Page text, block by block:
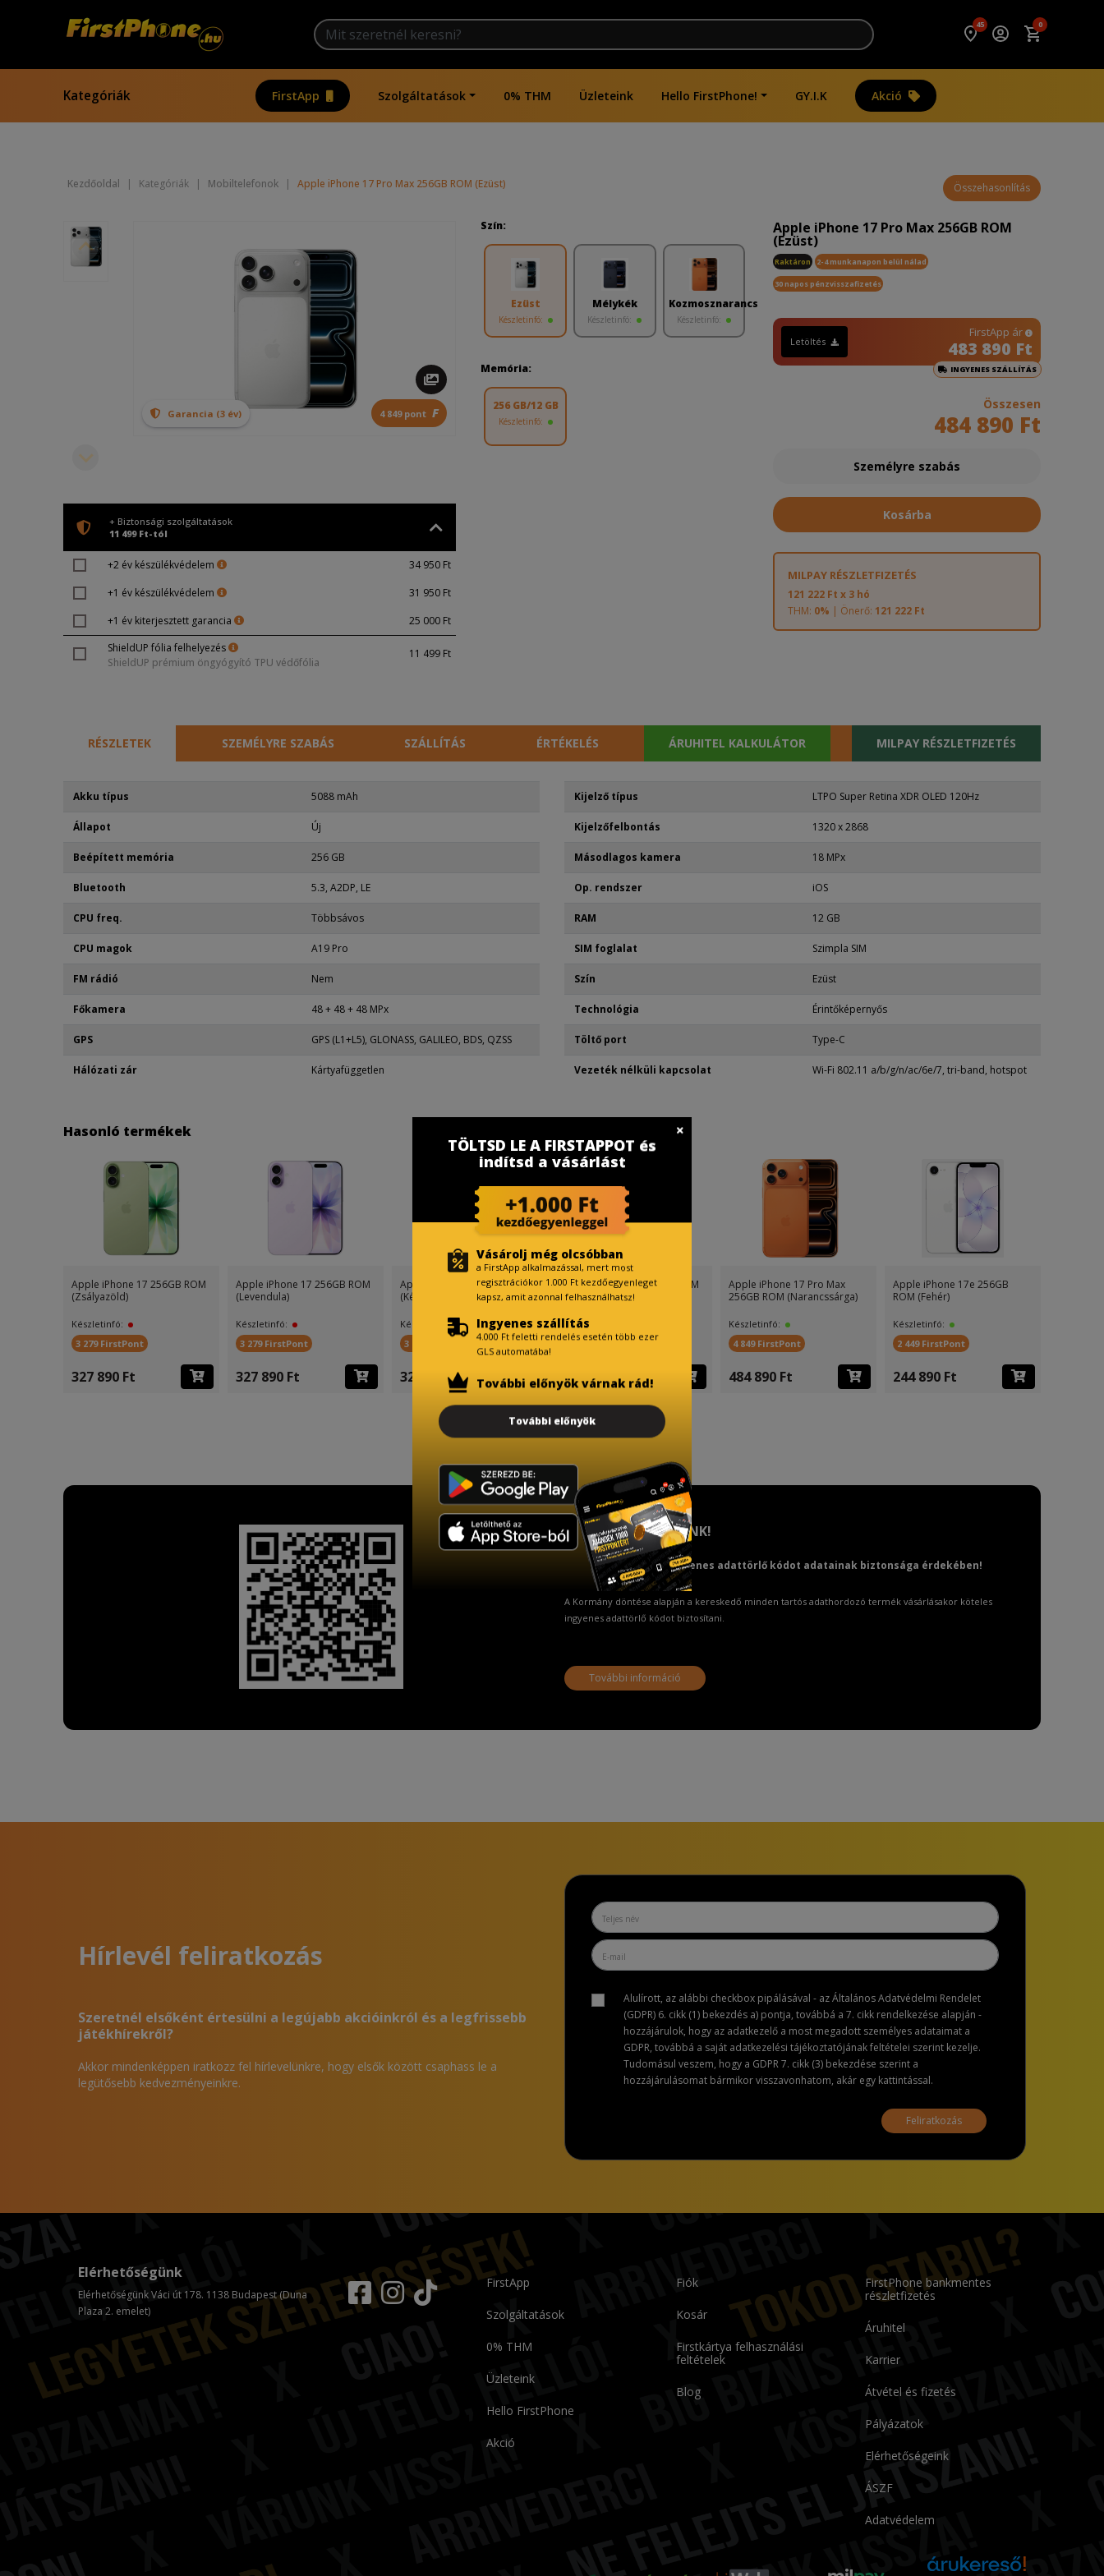
45 0
Kategóriák FirstApp Szolgáltatások 0% THM Üzleteink Hello FirstPhone! GY.I.K Akció
Kezdőoldal | Kategóriák | Mobiltelefonok | Apple iPhone 17 Pro Max 256GB ROM (Ezüst) Összehasonlítás
4 849 pont F
Garancia (3 év)
+ Biztonsági szolgáltatások
11 499 Ft-tól
+2 év készülékvédelem
34 950 Ft
+1 év készülékvédelem
31 950 Ft
+1 év kiterjesztett garancia
25 000 Ft
ShieldUP fólia felhelyezés
ShieldUP prémium öngyógyító TPU védőfólia
11 499 Ft
Szín:
Ezüst
Készletinfó:
Mélykék
Készletinfó:
Kozmosznarancs
Készletinfó:
Memória:
256 GB/12 GB
Készletinfó:
Apple iPhone 17 Pro Max 256GB ROM
(Ezüst)
Raktáron 2-4 munkanapon belül nálad
30 napos pénzvisszafizetés
Letöltés
FirstApp ár
483 890 Ft
INGYENES SZÁLLÍTÁS
Összesen
484 890 Ft
Személyre szabás
Kosárba
MILPAY RÉSZLETFIZETÉS
121 222 Ft x 3 hó
THM: 0% | Önerő: 121 222 Ft
RÉSZLETEK SZEMÉLYRE SZABÁS SZÁLLÍTÁS ÉRTÉKELÉS ÁRUHITEL KALKULÁTOR MILPAY RÉSZLETFIZETÉS
Akku típus 5088 mAh
Állapot Új
Beépített memória 256 GB
Bluetooth 5.3, A2DP, LE
CPU freq. Többsávos
CPU magok A19 Pro
FM rádió Nem
Főkamera 48 + 48 + 48 MPx
GPS GPS (L1+L5), GLONASS, GALILEO, BDS, QZSS
Hálózati zár Kártyafüggetlen
Kijelző típus LTPO Super Retina XDR OLED 120Hz
Kijelzőfelbontás 1320 x 2868
Másodlagos kamera 18 MPx
Op. rendszer iOS
RAM 12 GB
SIM foglalat Szimpla SIM
Szín Ezüst
Technológia Érintőképernyős
Töltő port Type-C
Vezeték nélküli kapcsolat Wi-Fi 802.11 a/b/g/n/ac/6e/7, tri-band, hotspot
Hasonló termékek
Apple iPhone 17 256GB ROM
(Zsályazöld)
Készletinfó:
3 279 FirstPont
327 890 Ft
Apple iPhone 17 256GB ROM
(Levendula)
Készletinfó:
3 279 FirstPont
327 890 Ft
Apple iPhone 17 256GB ROM
(Kék)
Készletinfó:
3 279 FirstPont
327 890 Ft
Apple iPhone 17 256GB ROM
(Fekete)
Készletinfó:
3 279 FirstPont
327 890 Ft
Apple iPhone 17 Pro Max
256GB ROM (Narancssárga)
Készletinfó:
4 849 FirstPont
484 890 Ft
Apple iPhone 17e 256GB
ROM (Fehér)
Készletinfó:
2 449 FirstPont
244 890 Ft
TISZTELT VÁSÁRLÓNK!
Fizetésnél kérje az ingyenes adattörlő kódot adatainak biztonsága érdekében!
A Kormány döntése alapján a kereskedő minden tartós adathordozó termék vásárlásakor köteles
ingyenes adattörlő kódot biztosítani.
További információ
Hírlevél feliratkozás
Szeretnél elsőként értesülni a legújabb akcióinkról és a legfrissebb
játékhírekről?
Akkor mindenképpen iratkozz fel hírlevelünkre, hogy elsők között csaphass le a
legütősebb kedvezményeinkre.
Alulírott, az alábbi checkbox pipálásával - az Általános Adatvédelmi Rendelet
(GDPR) 6. cikk (1) bekezdés a) pontja, továbbá a 7. cikk rendelkezése alapján -
hozzájárulok, hogy az adatkezelő a most megadott személyes adataimat a
GDPR, továbbá a saját adatkezelési tájékoztatójának feltételei szerint kezelje.
Tudomásul veszem, hogy a GDPR 7. cikk (3) bekezdése szerint a
hozzájárulásomat bármikor visszavonhatom, akár egy kattintással.
Feliratkozás
FirstApp
Szolgáltatások
0% THM
Üzleteink
Hello FirstPhone
Akció
Fiók
Kosár
Firstkártya felhasználási
feltételek
Blog
FirstPhone bankmentes
részletfizetés
Áruhitel
Karrier
Átvétel és fizetés
Pályázatok
Elérhetőségeink
ÁSZF
Adatvédelem
Elérhetőségünk
Elérhetőségünk Váci út 178. 1138 Budapest (Duna
Plaza 2. emelet)
TÖLTSD LE A FIRSTAPPOT és
indítsd a vásárlást
Vásárolj még olcsóbban
a FirstApp alkalmazással, mert most
regisztrációkor 1.000 Ft kezdőegyenleget
kapsz, amit azonnal felhasználhatsz!
Ingyenes szállítás
4.000 Ft feletti rendelés esetén több ezer
GLS automatába!
További előnyök várnak rád!
További előnyök